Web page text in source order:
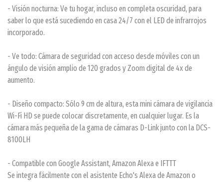
- Visión nocturna: Ve tu hogar, incluso en completa oscuridad, para
saber lo que está sucediendo en casa 24/7 con el LED de infrarrojos
incorporado.
- Ve todo: Cámara de seguridad con acceso desde móviles con un
ángulo de visión amplio de 120 grados y Zoom digital de 4x de
aumento.
- Diseño compacto: Sólo 9 cm de altura, esta mini cámara de vigilancia
Wi-Fi HD se puede colocar discretamente, en cualquier lugar. Es la
cámara más pequeña de la gama de cámaras D-Link junto con la DCS-
8100LH
- Compatible con Google Assistant, Amazon Alexa e IFTTT
Se integra fácilmente con el asistente Echo's Alexa de Amazon o